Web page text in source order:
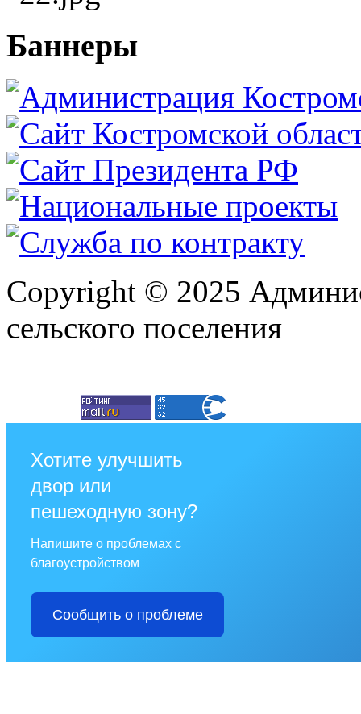
Баннеры
Copyright © 2025
сельского поселения
Хотите улучшить
двор или
пешеходную зону?
Напишите о проблемах с
благоустройством
Сообщить о проблеме